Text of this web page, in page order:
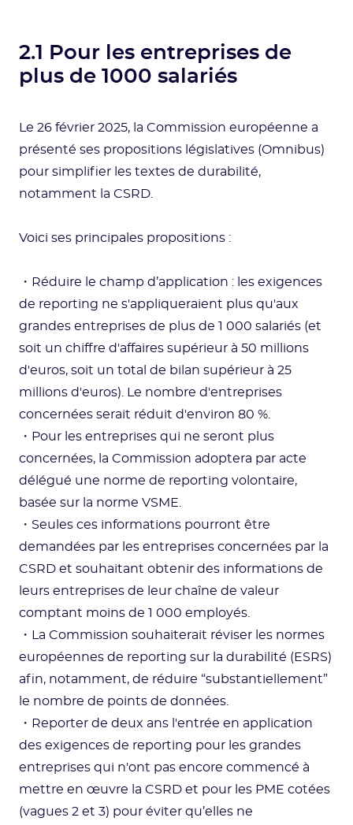
2.1 Pour les entreprises de
plus de 1000 salariés
Le 26 février 2025, la Commission européenne a
présenté ses propositions législatives (Omnibus)
pour simplifier les textes de durabilité,
notamment la CSRD.
Voici ses principales propositions :
・Réduire le champ d’application : les exigences
de reporting ne s'appliqueraient plus qu'aux
grandes entreprises de plus de 1 000 salariés (et
soit un chiffre d'affaires supérieur à 50 millions
d'euros, soit un total de bilan supérieur à 25
millions d'euros). Le nombre d'entreprises
concernées serait réduit d'environ 80 %.
・Pour les entreprises qui ne seront plus
concernées, la Commission adoptera par acte
délégué une norme de reporting volontaire,
basée sur la norme VSME.
・Seules ces informations pourront être
demandées par les entreprises concernées par la
CSRD et souhaitant obtenir des informations de
leurs entreprises de leur chaîne de valeur
comptant moins de 1 000 employés.
・La Commission souhaiterait réviser les normes
européennes de reporting sur la durabilité (ESRS)
afin, notamment, de réduire “substantiellement”
le nombre de points de données.
・Reporter de deux ans l'entrée en application
des exigences de reporting pour les grandes
entreprises qui n'ont pas encore commencé à
mettre en œuvre la CSRD et pour les PME cotées
(vagues 2 et 3) pour éviter qu’elles ne